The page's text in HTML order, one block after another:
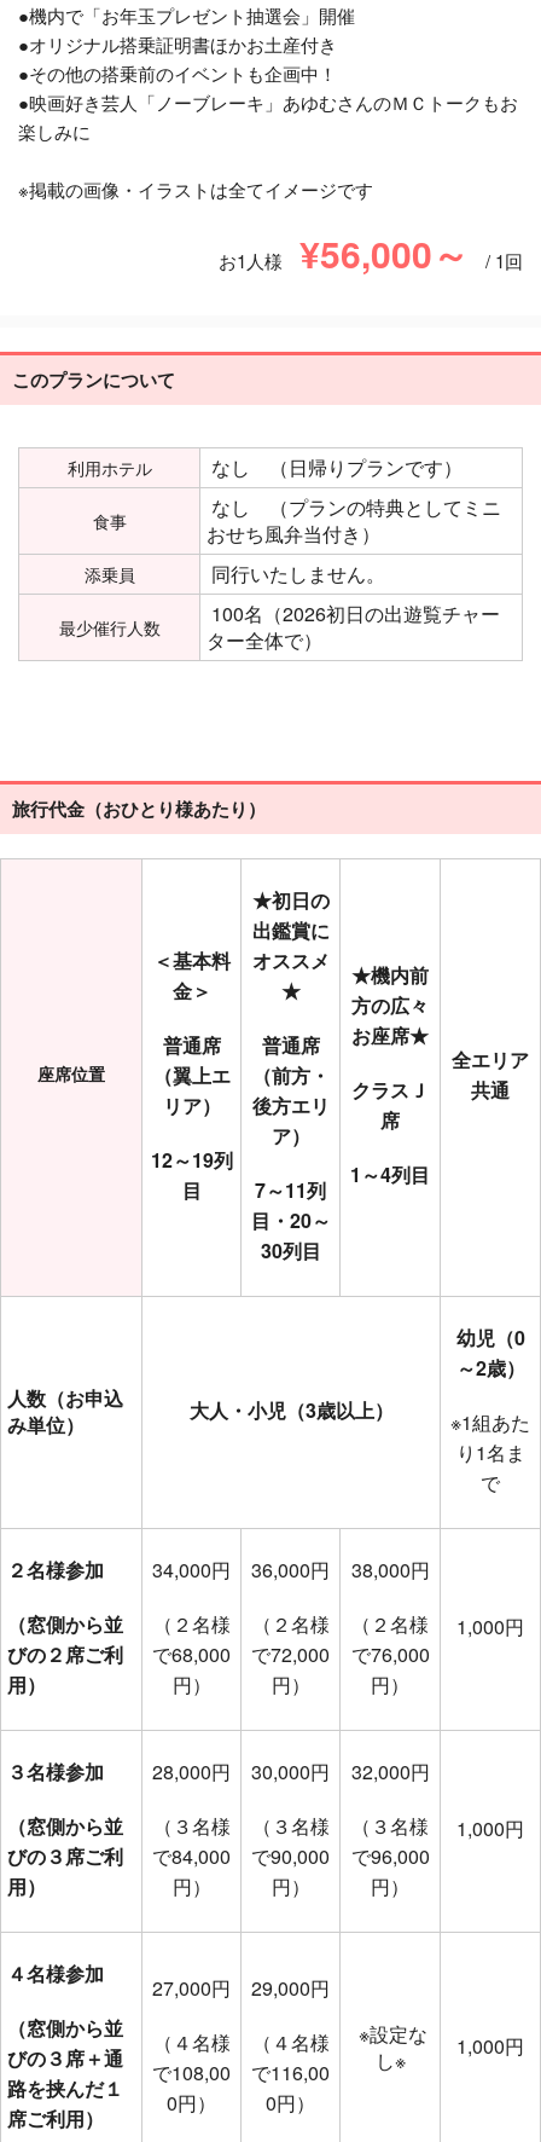
●機内で「お年玉プレゼント抽選会」開催
●オリジナル搭乗証明書ほかお土産付き
●その他の搭乗前のイベントも企画中！
●映画好き芸人「ノーブレーキ」あゆむさんのＭＣトークもお
楽しみに
※掲載の画像・イラストは全てイメージです
お1人様 ¥56,000～ / 1回
このプランについて
利用ホテル なし （日帰りプランです）
食事
なし （プランの特典としてミニ
おせち風弁当付き）
添乗員 同行いたしません。
最少催行人数
100名（2026初日の出遊覧チャー
ター全体で）
旅行代金（おひとり様あたり）
座席位置
＜基本料
金＞
普通席
（翼上エ
リア）
12～19列
目
★初日の
出鑑賞に
オススメ
★
普通席
（前方・
後方エリ
ア）
7～11列
目・20～
30列目
★機内前
方の広々
お座席★
クラスＪ
席
1～4列目
全エリア
共通
人数（お申込
み単位）
大人・小児（3歳以上）
幼児（0
～2歳）
※1組あた
り1名ま
で
２名様参加
（窓側から並
びの２席ご利
用）
34,000円
（２名様
で68,000
円）
36,000円
（２名様
で72,000
円）
38,000円
（２名様
で76,000
円）
1,000円
３名様参加
（窓側から並
びの３席ご利
用）
28,000円
（３名様
で84,000
円）
30,000円
（３名様
で90,000
円）
32,000円
（３名様
で96,000
円）
1,000円
４名様参加
（窓側から並
びの３席＋通
路を挟んだ１
席ご利用）
27,000円
（４名様
で108,00
0円）
29,000円
（４名様
で116,00
0円）
※設定な
し※
1,000円